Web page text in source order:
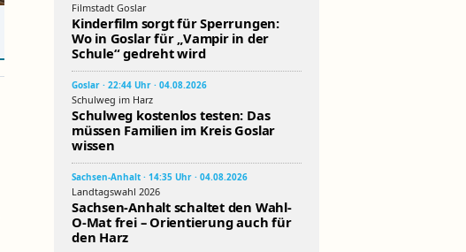
Filmstadt Goslar
Kinderfilm sorgt für Sperrungen:
Wo in Goslar für „Vampir in der
Schule“ gedreht wird
Goslar · 22:44 Uhr · 04.08.2026
Schulweg im Harz
Schulweg kostenlos testen: Das
müssen Familien im Kreis Goslar
wissen
Sachsen-Anhalt · 14:35 Uhr · 04.08.2026
Landtagswahl 2026
Sachsen-Anhalt schaltet den Wahl-
O-Mat frei – Orientierung auch für
den Harz